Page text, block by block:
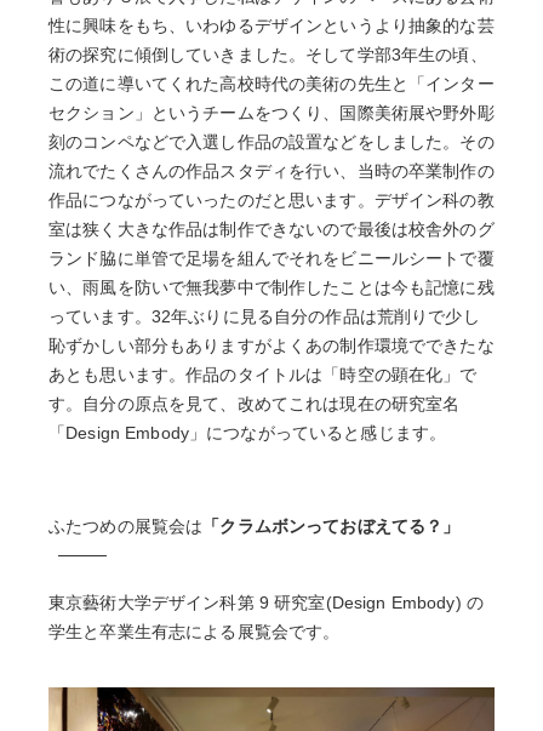
性に興味をもち、いわゆるデザインというより抽象的な芸
術の探究に傾倒していきました。そして学部3年生の頃、
この道に導いてくれた高校時代の美術の先生と「インター
セクション」というチームをつくり、国際美術展や野外彫
刻のコンペなどで入選し作品の設置などをしました。その
流れでたくさんの作品スタディを行い、当時の卒業制作の
作品につながっていったのだと思います。デザイン科の教
室は狭く大きな作品は制作できないので最後は校舎外のグ
ランド脇に単管で足場を組んでそれをビニールシートで覆
い、雨風を防いで無我夢中で制作したことは今も記憶に残
っています。32年ぶりに見る自分の作品は荒削りで少し
恥ずかしい部分もありますがよくあの制作環境でできたな
あとも思います。作品のタイトルは「時空の顕在化」で
す。自分の原点を見て、改めてこれは現在の研究室名
「Design Embody」につながっていると感じます。
ふたつめの展覧会は 「クラムボンっておぼえてる？」
東京藝術大学デザイン科第 9 研究室(Design Embody) の
学生と卒業生有志による展覧会です。